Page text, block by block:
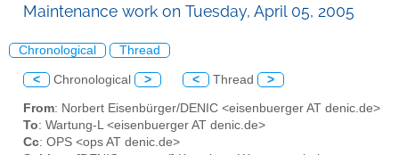
Maintenance work on Tuesday, April 05, 2005
Chronological Thread
< Chronological > < Thread >
From: Norbert Eisenbürger/DENIC <eisenbuerger AT denic.de>
To: Wartung-L <eisenbuerger AT denic.de>
Cc: OPS <ops AT denic.de>